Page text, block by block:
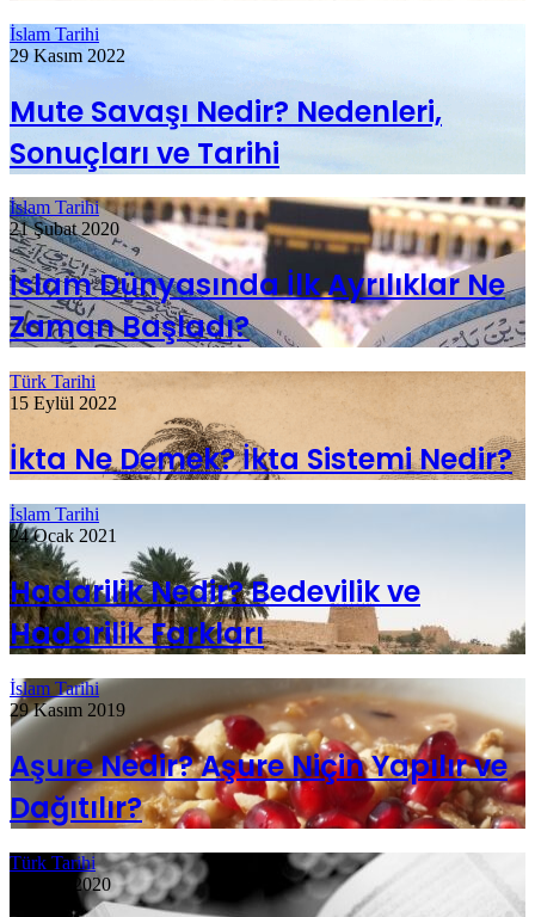
İslam Tarihi
29 Kasım 2022
Mute Savaşı Nedir? Nedenleri,
Sonuçları ve Tarihi
İslam Tarihi
21 Şubat 2020
İslam Dünyasında İlk Ayrılıklar Ne
Zaman Başladı?
Türk Tarihi
15 Eylül 2022
İkta Ne Demek? İkta Sistemi Nedir?
İslam Tarihi
24 Ocak 2021
Hadarilik Nedir? Bedevilik ve
Hadarilik Farkları
İslam Tarihi
29 Kasım 2019
Aşure Nedir? Aşure Niçin Yapılır ve
Dağıtılır?
Türk Tarihi
6 Nisan 2020